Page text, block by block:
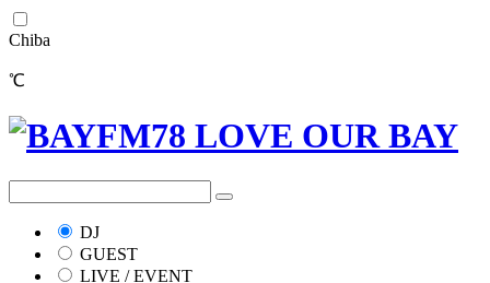
Chiba
℃
DJ
GUEST
LIVE / EVENT